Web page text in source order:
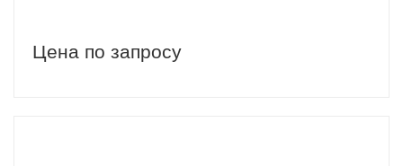
Цена по запросу